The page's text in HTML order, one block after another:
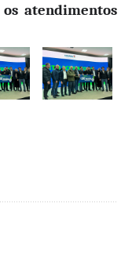
atendimentos